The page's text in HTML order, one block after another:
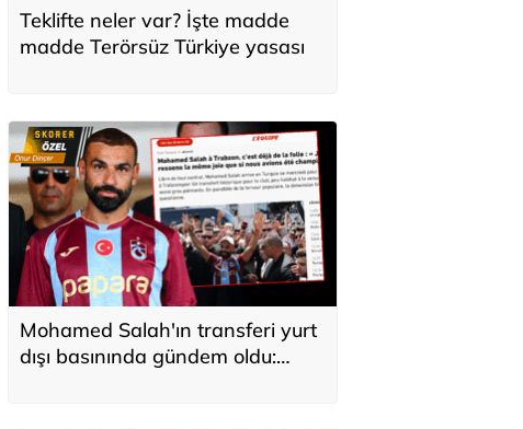
Teklifte neler var? İşte madde
madde Terörsüz Türkiye yasası
Mohamed Salah'ın transferi yurt
dışı basınında gündem oldu: